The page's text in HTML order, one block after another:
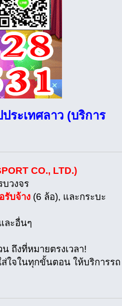
ระเทศลาว (บริการ
CO., LTD.)
วงจร
รับจ้าง(6 ล้อ), และกระบะ
ละอื่นๆ
ถึงที่หมายตรงเวลา!
ใจในทุกขั้นตอน ให้บริการรถ